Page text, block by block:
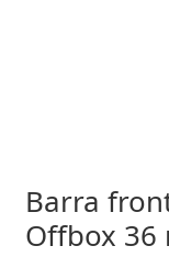
Barra
Offbox 36